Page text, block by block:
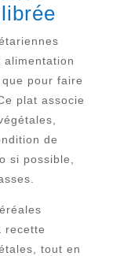
alimentation
pour faire
plat associe
de
si possible,
recette
tout en